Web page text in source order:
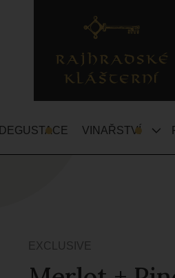
DEGUSTACE VINAŘSTVÍ
EXCLUSIVE